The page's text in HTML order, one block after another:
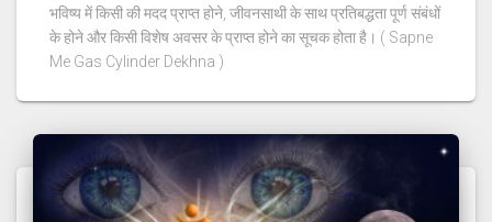
भविष्य में किसी की मदद प्राप्त होने, जीवनसाथी के साथ प्रतिबद्धता पूर्ण संबंधों
के होने और किसी विशेष अवसर के प्राप्त होने का सूचक होता है। ( Sapne
Me Gas Cylinder Dekhna )